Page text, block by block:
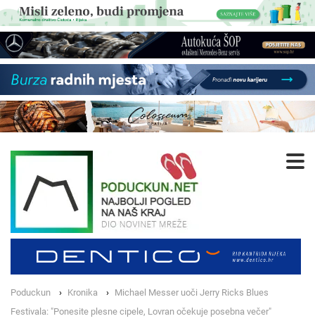
Poduckun Kronika
Michael Messer uoči Jerry Ricks Blues
Festivala: "Ponesite plesne cipele, Lovran očekuje posebna večer"